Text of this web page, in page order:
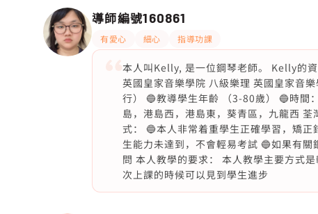
導師編號160861
有愛心 細心 指導功課
本人叫Kelly, 是一位鋼琴老師。 Kelly的
英國皇家音樂學院 八級樂理 英國皇家音
行） 🔵教導學生年齡 （3-80歲） 🔵時間
島，港島西，港島東，葵青區，九龍西
式： 🔵本人非常着重學生正確學習，矯
生能力未達到，不會輕易考試 🔵如果有
問 本人教學的要求： 本人教學主要方式
次上課的時候可以見到學生進步